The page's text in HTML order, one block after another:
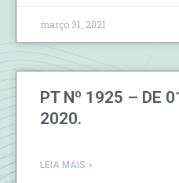
março 31, 2021
PT Nº 1925 – DE
2020.
LEIA MAIS »